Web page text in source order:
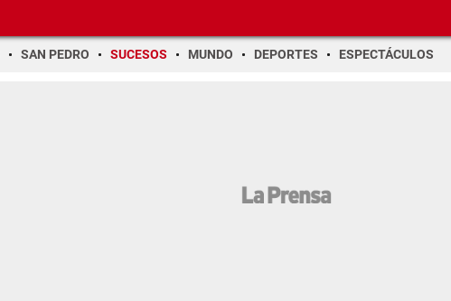
SAN PEDRO SUCESOS MUNDO DEPORTES ESPECTÁCULOS